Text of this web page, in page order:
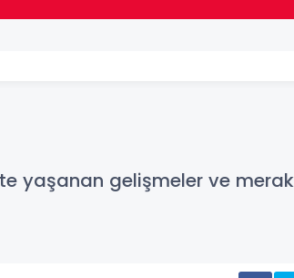
yaşanan gelişmeler ve merak